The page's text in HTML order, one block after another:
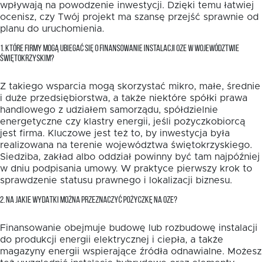
wpływają na powodzenie inwestycji. Dzięki temu łatwiej
ocenisz, czy Twój projekt ma szansę przejść sprawnie od
planu do uruchomienia.
1. KTÓRE FIRMY MOGĄ UBIEGAĆ SIĘ O FINANSOWANIE INSTALACJI OZE W WOJEWÓDZTWIE
ŚWIĘTOKRZYSKIM?
Z takiego wsparcia mogą skorzystać mikro, małe, średnie
i duże przedsiębiorstwa, a także niektóre spółki prawa
handlowego z udziałem samorządu, spółdzielnie
energetyczne czy klastry energii, jeśli pożyczkobiorcą
jest firma. Kluczowe jest też to, by inwestycja była
realizowana na terenie województwa świętokrzyskiego.
Siedziba, zakład albo oddział powinny być tam najpóźniej
w dniu podpisania umowy. W praktyce pierwszy krok to
sprawdzenie statusu prawnego i lokalizacji biznesu.
2. NA JAKIE WYDATKI MOŻNA PRZEZNACZYĆ POŻYCZKĘ NA OZE?
Finansowanie obejmuje budowę lub rozbudowę instalacji
do produkcji energii elektrycznej i ciepła, a także
magazyny energii wspierające źródła odnawialne. Możesz